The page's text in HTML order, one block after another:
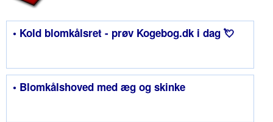
• Kold blomkålsret - prøv Kogebog.dk i dag 💘
• Blomkålshoved med æg og skinke